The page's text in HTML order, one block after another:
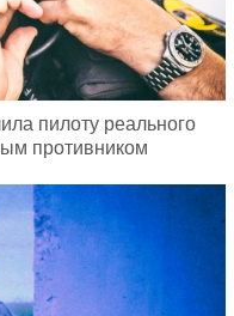
пилоту реального
противником